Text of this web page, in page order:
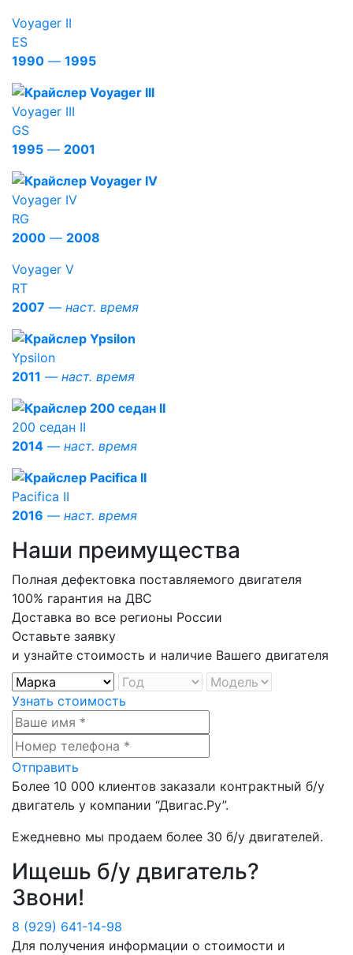
Voyager II
ES
1990 — 1995
Voyager III
GS
1995 — 2001
Voyager IV
RG
2000 — 2008
Voyager V
RT
2007 — наст. время
Ypsilon
2011 — наст. время
200 седан II
2014 — наст. время
Pacifica II
2016 — наст. время
Наши преимущества
Полная дефектовка поставляемого двигателя
100% гарантия на ДВС
Доставка во все регионы России
Оставьте заявку
и узнайте стоимость и наличие Вашего двигателя
Узнать стоимость
Отправить
Более 10 000 клиентов заказали контрактный б/у
двигатель у компании “Двигас.Ру”.
Ежедневно мы продаем более 30 б/у двигателей.
Ищешь б/у двигатель?
Звони!
8 (929) 641-14-98
Для получения информации о стоимости и